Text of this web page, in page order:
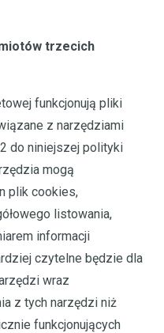
trzecich
funkcjonują pliki
z narzędziami
do niniejszej polityki
mogą
plik cookies,
listowania,
informacji
czytelne będzie dla
wraz
z tych narzędzi niż
funkcjonujących